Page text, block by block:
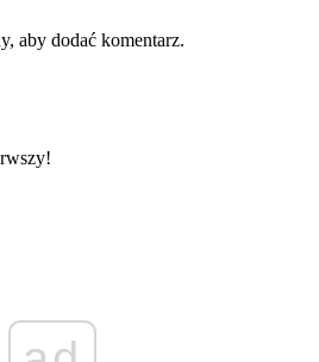
aby dodać komentarz.